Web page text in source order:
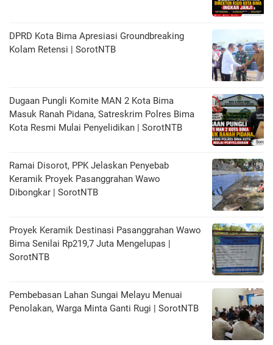
DPRD Kota Bima Apresiasi Groundbreaking
Kolam Retensi | SorotNTB
Dugaan Pungli Komite MAN 2 Kota Bima
Masuk Ranah Pidana, Satreskrim Polres Bima
Kota Resmi Mulai Penyelidikan | SorotNTB
Ramai Disorot, PPK Jelaskan Penyebab
Keramik Proyek Pasanggrahan Wawo
Dibongkar | SorotNTB
Proyek Keramik Destinasi Pasanggrahan Wawo
Bima Senilai Rp219,7 Juta Mengelupas |
SorotNTB
Pembebasan Lahan Sungai Melayu Menuai
Penolakan, Warga Minta Ganti Rugi | SorotNTB